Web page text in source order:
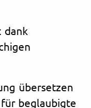
dank
übersetzen
für beglaubigte